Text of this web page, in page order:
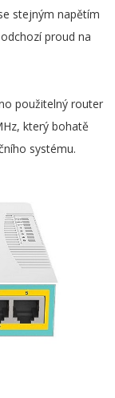
stejným napětím
proud na
použitelný router
který bohatě
systému.